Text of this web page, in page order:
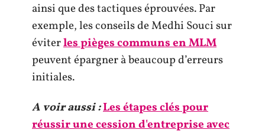
ainsi que des tactiques éprouvées. Par
exemple, les conseils de Medhi Souci sur
éviterles pièges communs en MLM
peuvent épargner à beaucoup d’erreurs
initiales.
A voir aussi :Les étapes clés pour
réussir une cession d'entreprise avec